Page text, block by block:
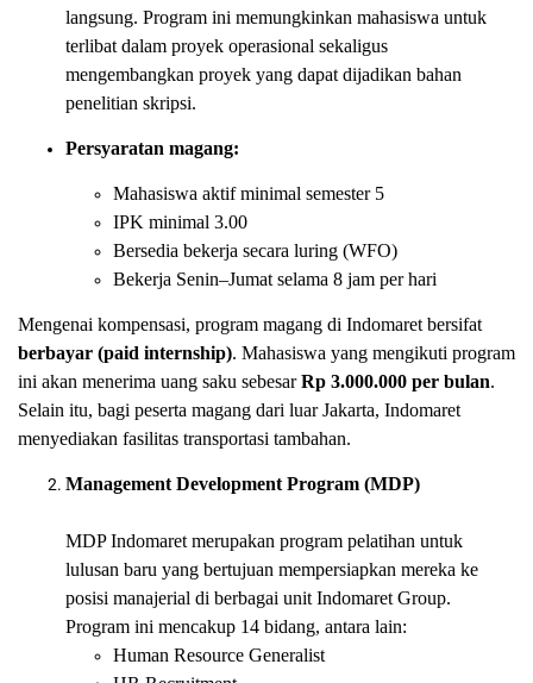
langsung. Program ini memungkinkan mahasiswa untuk
terlibat dalam proyek operasional sekaligus
mengembangkan proyek yang dapat dijadikan bahan
penelitian skripsi.
Persyaratan magang:
Mahasiswa aktif minimal semester 5
IPK minimal 3.00
Bersedia bekerja secara luring (WFO)
Bekerja Senin–Jumat selama 8 jam per hari
Mengenai kompensasi, program magang di Indomaret bersifat
berbayar (paid internship). Mahasiswa yang mengikuti program
ini akan menerima uang saku sebesarRp 3.000.000 per bulan.
Selain itu, bagi peserta magang dari luar Jakarta, Indomaret
menyediakan fasilitas transportasi tambahan.
Management Development Program (MDP)
MDP Indomaret merupakan program pelatihan untuk
lulusan baru yang bertujuan mempersiapkan mereka ke
posisi manajerial di berbagai unit Indomaret Group.
Program ini mencakup 14 bidang, antara lain:
Human Resource Generalist